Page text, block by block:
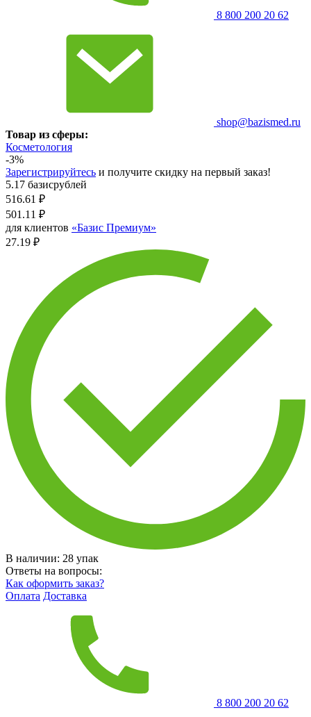
8 800 200 20 62
shop@bazismed.ru
Товар из сферы:
Косметология
-3%
Зарегистрируйтесь и получите скидку на первый заказ!
5.17 базисрублей
516.61 ₽
501.11 ₽
для клиентов «Базис Премиум»
27.19 ₽
В наличии: 28 упак
Ответы на вопросы:
Как оформить заказ?
Оплата Доставка
8 800 200 20 62